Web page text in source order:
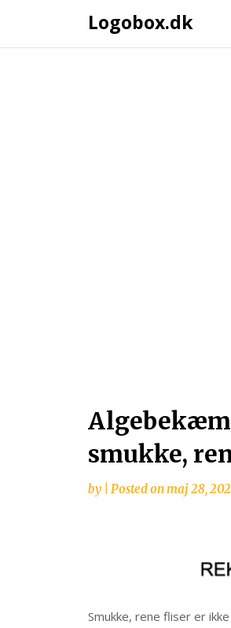
Logobox.dk
smukke,
by Posted onmaj 28,
Smukke, rene fliser er